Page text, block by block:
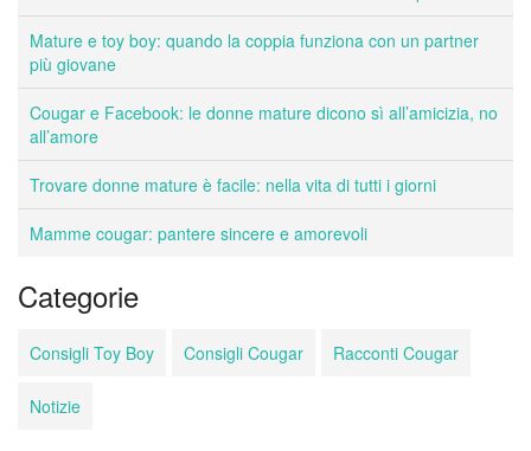
Mature e toy boy: quando la coppia funziona con un partner
più giovane
Cougar e Facebook: le donne mature dicono sì all’amicizia, no
all’amore
Trovare donne mature è facile: nella vita di tutti i giorni
Mamme cougar: pantere sincere e amorevoli
Categorie
Consigli Toy Boy Consigli Cougar Racconti Cougar
Notizie